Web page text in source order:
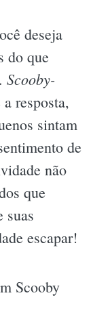
deseja
do que
Scooby-
a resposta,
sintam
de
não
que
suas
escapar!
Scooby